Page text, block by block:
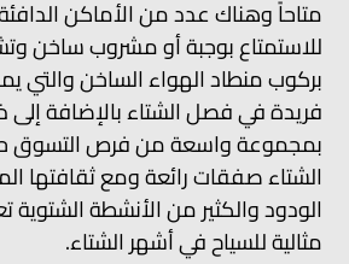
متاحاً وهناك عدد من الأماكن
للاستمتاع بوجبة أو مشروب ساخن
بركوب منطاد الهواء الساخن والتي
فريدة في فصل الشتاء بالإضافة إلى
بمجموعة واسعة من فرص التسوق
الشتاء صفقات رائعة ومع ثقافتها
الودود والكثير من الأنشطة
مثالية للسياح في أشهر الشتاء.